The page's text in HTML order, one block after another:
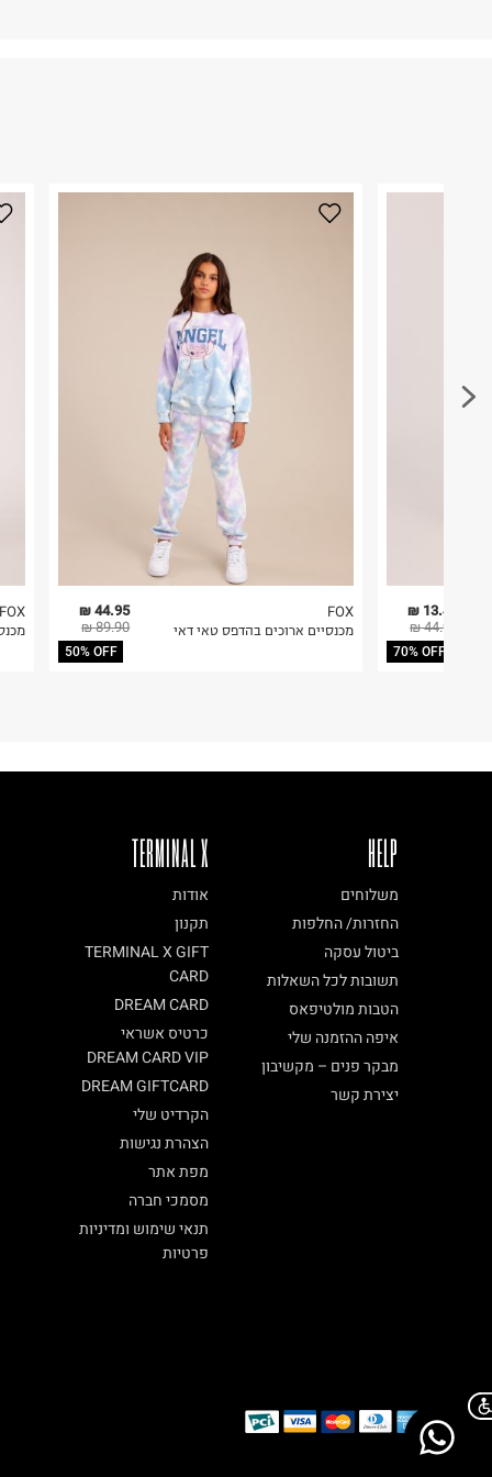
FOX
44.95 ₪
89.90 ₪
50% OFF
FOX
מכנסיים ארוכים בהדפס טאי דאי
13.47 ₪
44.90 ₪
70% OFF
TERMINAL X
אודות
תקנון
TERMINAL X GIFT
CARD
DREAM CARD
כרטיס אשראי
DREAM CARD VIP
DREAM GIFTCARD
הקרדיט שלי
הצהרת נגישות
מפת אתר
מסמכי חברה
תנאי שימוש ומדיניות
פרטיות
HELP
משלוחים
החזרות/ החלפות
ביטול עסקה
תשובות לכל השאלות
הטבות מולטיפאס
איפה ההזמנה שלי
מבקר פנים – מקשיבון
יצירת קשר
Chat on WhatsApp